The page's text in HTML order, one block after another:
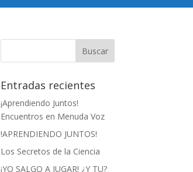
Entradas recientes
¡Aprendiendo Juntos!
Encuentros en Menuda Voz
!APRENDIENDO JUNTOS!
Los Secretos de la Ciencia
¡YO SALGO A JUGAR! ¿Y TU?